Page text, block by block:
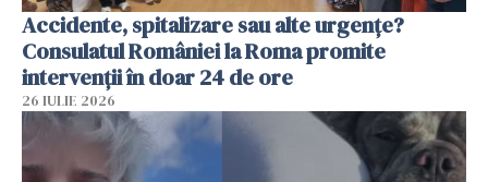
Accidente, spitalizare sau alte urgențe?
Consulatul României la Roma promite
intervenții în doar 24 de ore
26 IULIE 2026